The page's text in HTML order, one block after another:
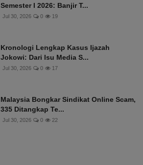
Semester I 2026: Banjir T...
Jul 30, 2026 0 19
Kronologi Lengkap Kasus Ijazah
Jokowi: Dari Isu Media S...
Jul 30, 2026 0 17
Malaysia Bongkar Sindikat Online Scam,
335 Ditangkap Te...
Jul 30, 2026 0 22